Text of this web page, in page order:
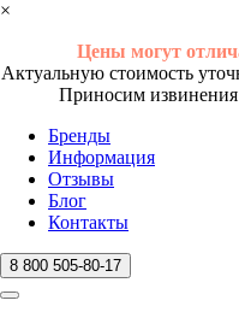
×
Цены могут
Актуальную стоимость
Приносим извинения
Бренды
Информация
Отзывы
Блог
Контакты
8 800 505-80-17